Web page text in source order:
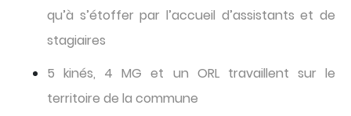
qu’à s’étoffer par l’accueil d’assistants et de
stagiaires
5 kinés, 4 MG et un ORL travaillent sur le
territoire de la commune